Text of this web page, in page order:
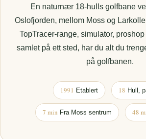
En naturnær 18-hulls golfbane
Oslofjorden, mellom Moss og
TopTracer-range, simulator,
samlet på ett sted, har du alt du
på golfbanen.
1991 Etablert 18 Hull,
7 min Fra Moss sentrum 48